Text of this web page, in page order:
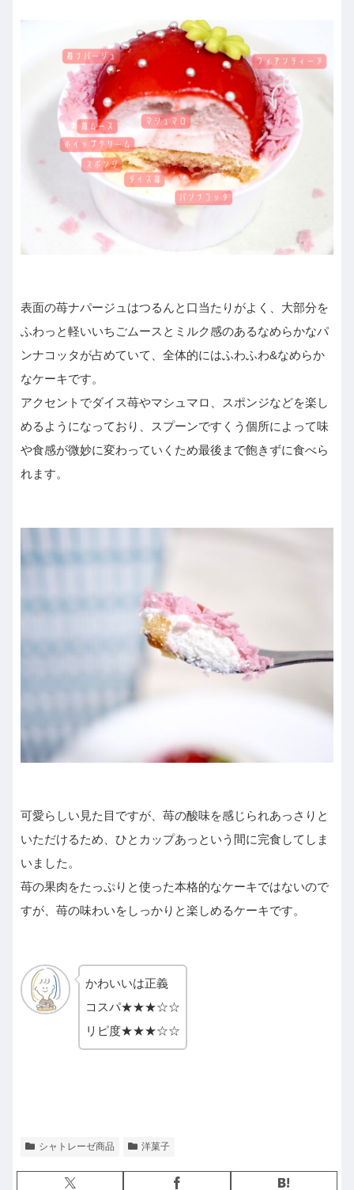
表面の苺ナパージュはつるんと口当たりがよく、大部分を
ふわっと軽いいちごムースとミルク感のあるなめらかなパ
ンナコッタが占めていて、全体的にはふわふわ&なめらか
なケーキです。
アクセントでダイス苺やマシュマロ、スポンジなどを楽し
めるようになっており、スプーンですくう個所によって味
や食感が微妙に変わっていくため最後まで飽きずに食べら
れます。
可愛らしい見た目ですが、苺の酸味を感じられあっさりと
いただけるため、ひとカップあっという間に完食してしま
いました。
苺の果肉をたっぷりと使った本格的なケーキではないので
すが、苺の味わいをしっかりと楽しめるケーキです。
かわいいは正義
コスパ★★★☆☆
リピ度★★★☆☆
シャトレーゼ商品 洋菓子